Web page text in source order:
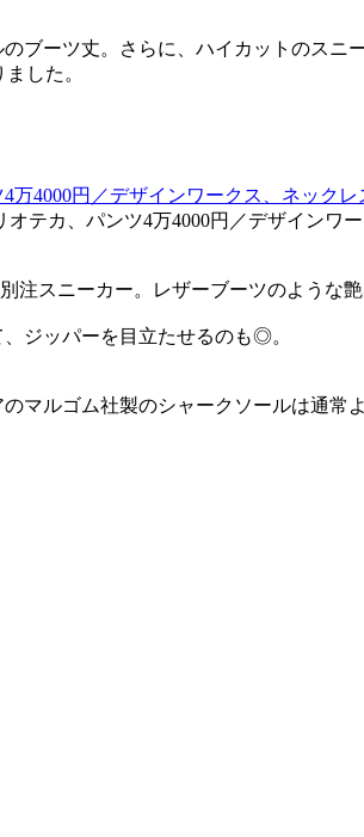
ブーツ丈。さらに、ハイカットのス
した。
テカ、パンツ4万4000円／デザインワ
スニーカー。レザーブーツのような
ジッパーを目立たせるのも◎。
ルゴム社製のシャークソールは通常